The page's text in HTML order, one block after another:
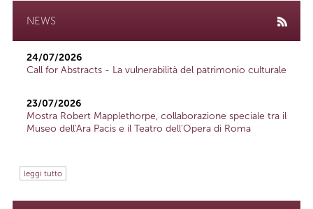
NEWS
24/07/2026
Call for Abstracts - La vulnerabilità del patrimonio culturale
23/07/2026
Mostra Robert Mapplethorpe, collaborazione speciale tra il
Museo dell'Ara Pacis e il Teatro dell'Opera di Roma
leggi tutto